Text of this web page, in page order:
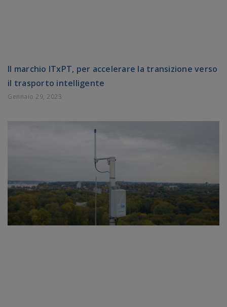
Il marchio ITxPT, per accelerare la transizione verso
il trasporto intelligente
Gennaio 29, 2023